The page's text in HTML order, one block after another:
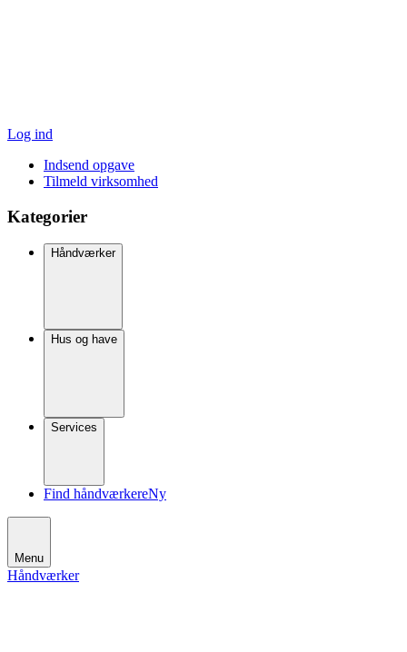
Log ind
Indsend opgave
Tilmeld virksomhed
Kategorier
Håndværker
Hus og have
Services
Find håndværkereNy
Menu
Håndværker